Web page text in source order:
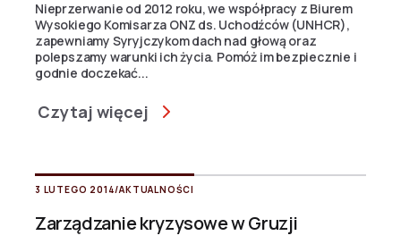
Nieprzerwanie od 2012 roku, we współpracy z Biurem
Wysokiego Komisarza ONZ ds. Uchodźców (UNHCR),
zapewniamy Syryjczykom dach nad głową oraz
polepszamy warunki ich życia. Pomóż im bezpiecznie i
godnie doczekać...
Czytaj więcej
3 LUTEGO 2014/AKTUALNOŚCI
Zarządzanie kryzysowe w Gruzji